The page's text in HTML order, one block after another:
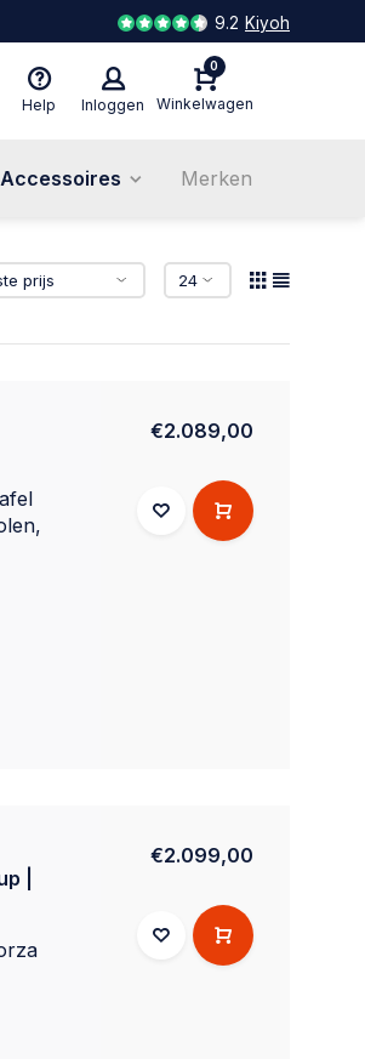
9.2 Kiyoh
Help Inloggen
0
Winkelwagen
Accessoires Merken
€2.089,00
|
€2.099,00